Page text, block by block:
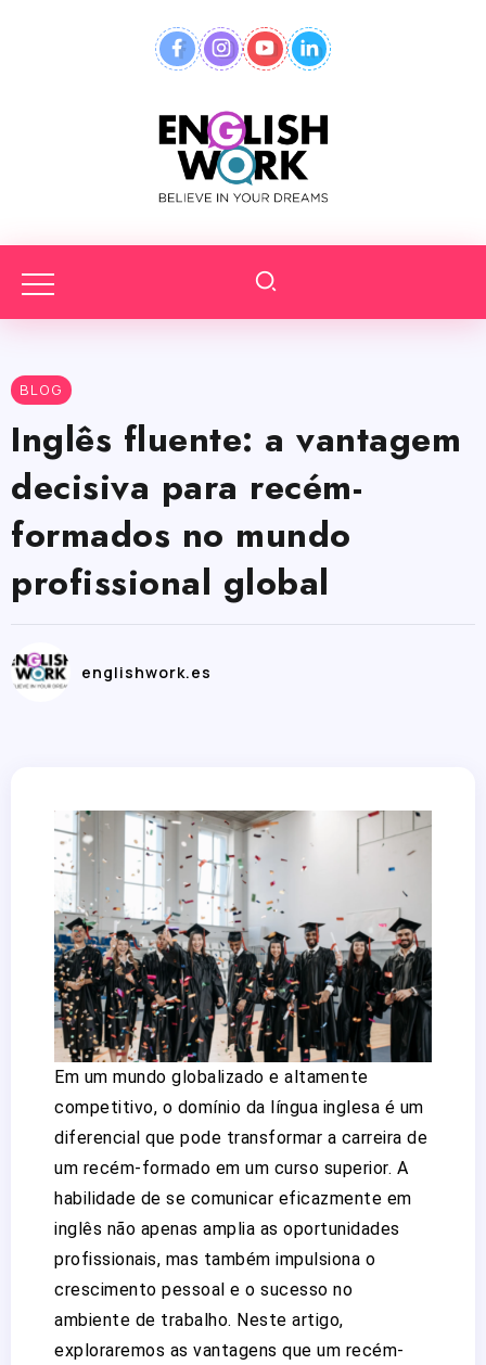
BLOG
Inglês fluente: a vantagem
decisiva para recém-
formados no mundo
profissional global
englishwork.es
Em um mundo globalizado e altamente
competitivo, o domínio da língua inglesa é um
diferencial que pode transformar a carreira de
um recém-formado em um curso superior. A
habilidade de se comunicar eficazmente em
inglês não apenas amplia as oportunidades
profissionais, mas também impulsiona o
crescimento pessoal e o sucesso no
ambiente de trabalho. Neste artigo,
exploraremos as vantagens que um recém-